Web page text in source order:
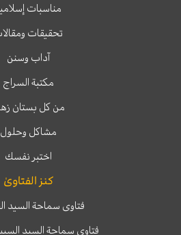
مناسبات
تحقيقات
آداب وسنن
مكتبة السراج
من كل بستان
مشاكل وحلول
اختبر نفسك
كنز الفتاوىٰ
فتاوى سماحة السيد
فتاوى سماحة السيد